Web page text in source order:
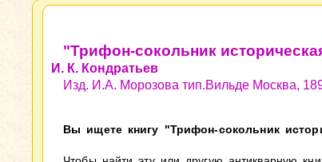
"Трифон-сокольник
И. К. Кондратьев
Изд. И.А. Морозова тип.Вильде Москва,
Вы ищете книгу "Трифон-сокольник